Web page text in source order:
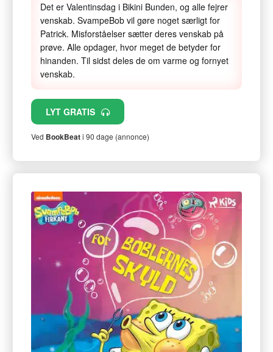
Det er Valentinsdag i Bikini Bunden, og alle fejrer
venskab. SvampeBob vil gøre noget særligt for
Patrick. Misforståelser sætter deres venskab på
prøve. Alle opdager, hvor meget de betyder for
hinanden. Til sidst deles de om varme og fornyet
venskab.
LYT GRATIS
Ved BookBeati 90 dage (annonce)